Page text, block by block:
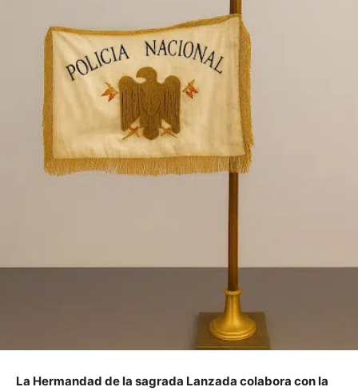
La Hermandad de la sagrada Lanzada colabora con la